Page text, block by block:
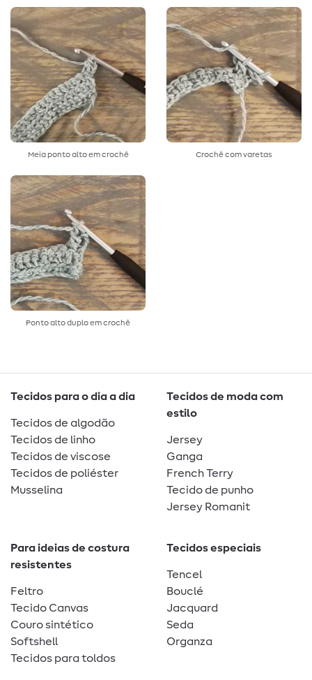
Meia ponto alto em crochê Crochê com varetas
Ponto alto duplo em crochê
Tecidos para o dia a dia
Tecidos de algodão
Tecidos de linho
Tecidos de viscose
Tecidos de poliéster
Musselina
Tecidos de moda com
estilo
Jersey
Ganga
French Terry
Tecido de punho
Jersey Romanit
Para ideias de costura
resistentes
Feltro
Tecido Canvas
Couro sintético
Softshell
Tecidos para toldos
Tecidos especiais
Tencel
Bouclé
Jacquard
Seda
Organza